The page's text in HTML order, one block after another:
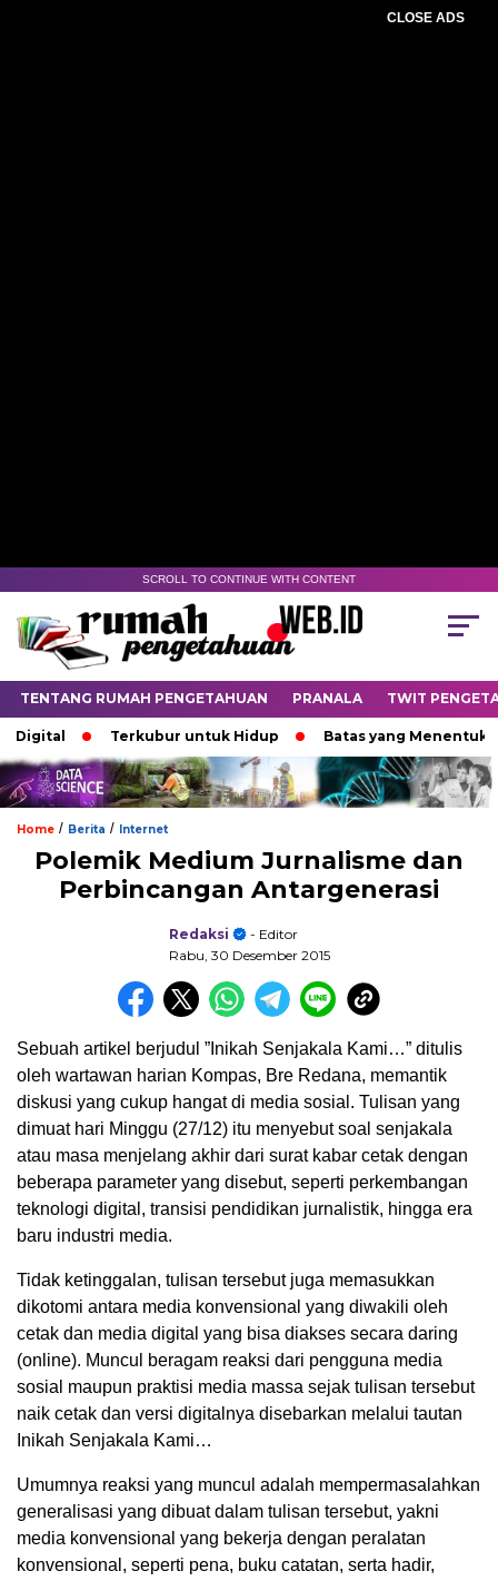
CLOSE ADS
SCROLL TO CONTINUE WITH CONTENT
TENTANG RUMAH PENGETAHUAN PRANALA TWIT
Terkubur untuk Hidup Batas yang Menentukan
Home / Berita / Internet
Polemik Medium Jurnalisme dan
Perbincangan Antargenerasi
Redaksi
- Editor
Rabu, 30 Desember 2015
Sebuah artikel berjudul ”Inikah Senjakala Kami…” ditulis
oleh wartawan harian Kompas, Bre Redana, memantik
diskusi yang cukup hangat di media sosial. Tulisan yang
dimuat hari Minggu (27/12) itu menyebut soal senjakala
atau masa menjelang akhir dari surat kabar cetak dengan
beberapa parameter yang disebut, seperti perkembangan
teknologi digital, transisi pendidikan jurnalistik, hingga era
baru industri media.
Tidak ketinggalan, tulisan tersebut juga memasukkan
dikotomi antara media konvensional yang diwakili oleh
cetak dan media digital yang bisa diakses secara daring
(online). Muncul beragam reaksi dari pengguna media
sosial maupun praktisi media massa sejak tulisan tersebut
naik cetak dan versi digitalnya disebarkan melalui tautan
Inikah Senjakala Kami…
Umumnya reaksi yang muncul adalah mempermasalahkan
generalisasi yang dibuat dalam tulisan tersebut, yakni
media konvensional yang bekerja dengan peralatan
konvensional, seperti pena, buku catatan, serta hadir,